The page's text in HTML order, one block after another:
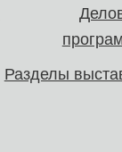
Разделы